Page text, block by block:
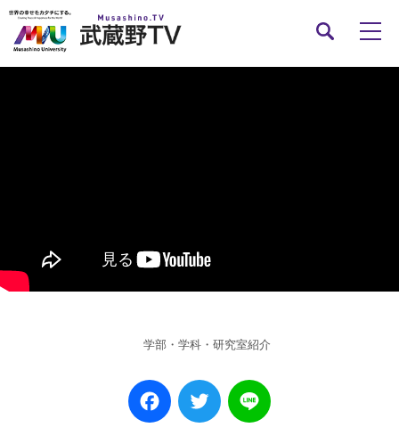
学部・学科・研究室紹介
Facebook
Twitter